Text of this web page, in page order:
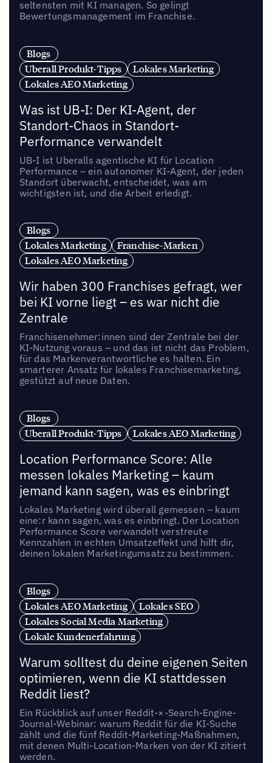
seltensten mit KI managen. So gelingt
Bewertungsmanagement im Franchise.
Blogs
Uberall Produkt-Tipps
Lokales Marketing
Lokales AEO Marketing
Was ist UB-I: Der KI-Agent, der
Standort-Chaos in Standort-
Performance verwandelt
UB-I ist Uberalls agentische KI für Location
Performance – ein autonomer KI-Agent, der jeden
Standort überwacht, entscheidet, was am
wichtigsten ist, und die Arbeit erledigt.
Blogs
Lokales Marketing
Franchise-Marken
Lokales AEO Marketing
Wir haben 300 Franchises gefragt, wer
bei KI vorne liegt – es war nicht die
Zentrale
Franchisenehmer:innen sind der Zentrale bei der
KI-Nutzung voraus – und das ist nicht das Problem,
für das Markenverantwortliche es halten. Ein
smarterer Ansatz für lokales Franchisemarketing,
gestützt auf neue Daten.
Blogs
Uberall Produkt-Tipps
Lokales AEO Marketing
Location Performance Score: Alle
messen lokales Marketing – kaum
jemand kann sagen, was es einbringt
Lokales Marketing wird überall gemessen – kaum
eine:r kann sagen, was es einbringt. Der Location
Performance Score verwandelt verstreute
Kennzahlen in echten Umsatzeffekt und hilft dir,
deinen lokalen Marketingumsatz zu bestimmen.
Blogs
Lokales AEO Marketing
Lokales SEO
Lokales Social Media Marketing
Lokale Kundenerfahrung
Warum solltest du deine eigenen Seiten
optimieren, wenn die KI stattdessen
Reddit liest?
Ein Rückblick auf unser Reddit-×-Search-Engine-
Journal-Webinar: warum Reddit für die KI-Suche
zählt und die fünf Reddit-Marketing-Maßnahmen,
mit denen Multi-Location-Marken von der KI zitiert
werden.